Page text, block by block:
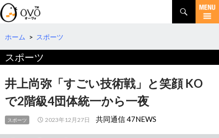
検
索
コ
テ
へ
動
ホーム > スポーツ
スポーツ
井上尚弥「すごい技術戦」と笑顔 KO
で2階級4団体統一から一夜
スポーツ 2023年12月27日 共同通信 47NEWS